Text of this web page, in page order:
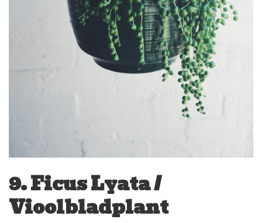
9. Ficus Lyata /
Vioolbladplant